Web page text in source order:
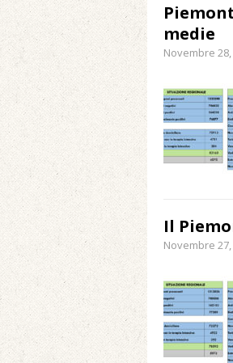
medie
Novembre
Il
Novembre